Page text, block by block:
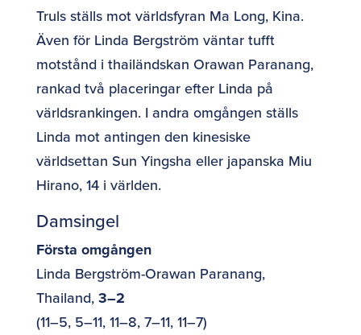
Truls ställs mot världsfyran Ma Long, Kina.
Även för Linda Bergström väntar tufft
motstånd i thailändskan Orawan Paranang,
rankad två placeringar efter Linda på
världsrankingen. I andra omgången ställs
Linda mot antingen den kinesiske
världsettan Sun Yingsha eller japanska Miu
Hirano, 14 i världen.
Damsingel
Första omgången
Linda Bergström-Orawan Paranang,
Thailand, 3–2
(11–5, 5–11, 11–8, 7–11, 11–7)